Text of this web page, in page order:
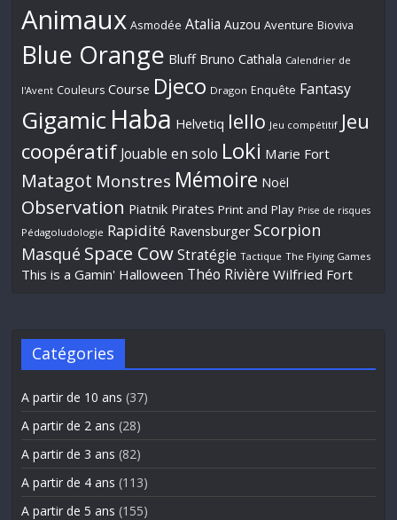
Animaux Asmodée Atalia Auzou Aventure Bioviva
Blue Orange Bluff Bruno Cathala Calendrier de
l'Avent Couleurs Course Djeco Dragon Enquête Fantasy
Gigamic Haba Helvetiq Iello Jeu compétitif Jeu
coopératif Jouable en solo Loki Marie Fort
Matagot Monstres Mémoire Noël
Observation Piatnik Pirates Print and Play Prise de risques
Pédagoludologie Rapidité Ravensburger Scorpion
Masqué Space Cow Stratégie Tactique The Flying Games
This is a Gamin' Halloween Théo Rivière Wilfried Fort
Catégories
A partir de 10 ans (37)
A partir de 2 ans (28)
A partir de 3 ans (82)
A partir de 4 ans (113)
A partir de 5 ans (155)